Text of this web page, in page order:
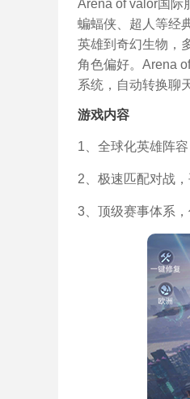
Arena of valor国际
蝙蝠侠、超人等经
英雄到奇幻生物，
角色偏好。Arena
系统，自动转换聊
游戏内容
1、全球化英雄阵
2、极速匹配对战
3、顶级赛事体系